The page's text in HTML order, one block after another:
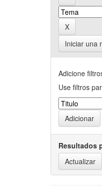
Iniciar una
Adicione
Use filtros
Resultados